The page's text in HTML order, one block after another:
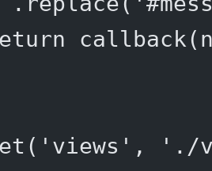
callback(
( 'views' , './